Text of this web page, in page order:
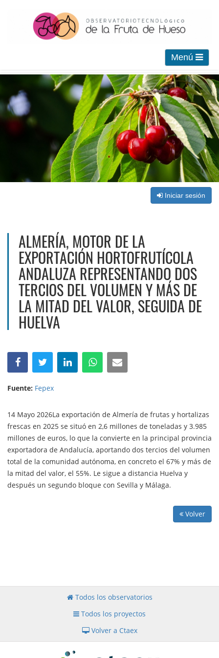
Menú
Iniciar sesión
ALMERÍA, MOTOR DE LA
EXPORTACIÓN HORTOFRUTÍCOLA
ANDALUZA REPRESENTANDO DOS
TERCIOS DEL VOLUMEN Y MÁS DE
LA MITAD DEL VALOR, SEGUIDA DE
HUELVA
Fuente: Fepex
14 Mayo 2026La exportación de Almería de frutas y hortalizas
frescas en 2025 se situó en 2,6 millones de toneladas y 3.985
millones de euros, lo que la convierte en la principal provincia
exportadora de Andalucía, aportando dos tercios del volumen
total de la comunidad autónoma, en concreto el 67% y más de
la mitad del valor, el 55%. Le sigue a distancia Huelva y
después un segundo bloque con Sevilla y Málaga.
Volver
Todos los observatorios
Todos los proyectos
Volver a Ctaex